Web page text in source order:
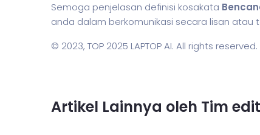
Semoga penjelasan definisi kosakata
anda dalam berkomunikasi secara lisan atau
© 2023, TOP 2025 LAPTOP AI. All rights reserved.
Artikel Lainnya oleh Tim